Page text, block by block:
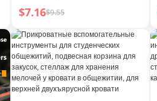
клавиатура
$7.16$9.55